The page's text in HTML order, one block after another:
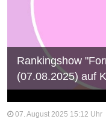
Rankingshow
(07.08.2025) auf
07. August 2025 15:12 Uhr